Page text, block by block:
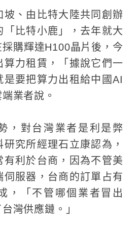
坡、由比特大陸共同創辦
「比特小鹿」，去年就大
購輝達H100晶片後，今
算力租賃，「據說它們一
是要把算力出租給中國AI
業者說。
，對台灣業者是利是弊
究所經理石立康認為，
有利於台商，因為不管美
伺服器，台商的訂單占有
，「不管哪個業者冒出
灣供應鏈。」